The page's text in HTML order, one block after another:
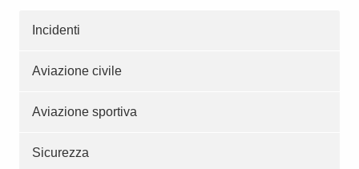
Incidenti
Aviazione civile
Aviazione sportiva
Sicurezza